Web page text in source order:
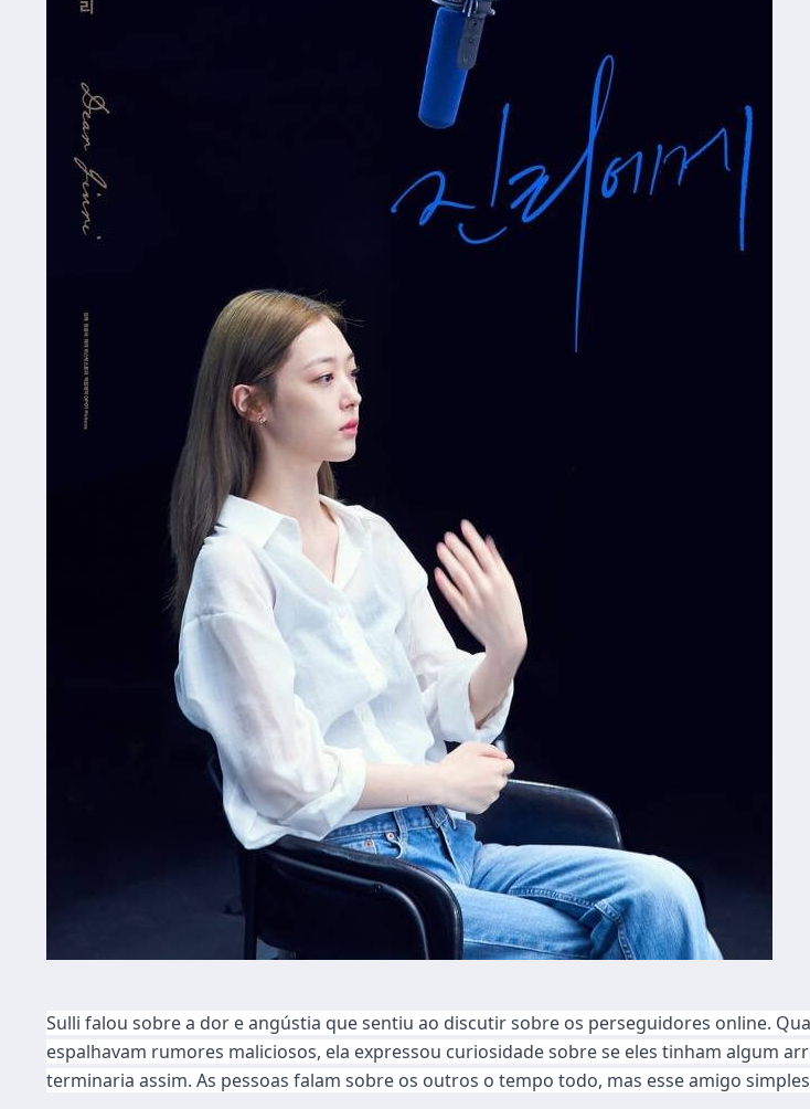
Sulli falou sobre a dor e angústia que sentiu ao discutir sobre os perseguidores online.
espalhavam rumores maliciosos, ela expressou curiosidade sobre se eles tinham algum
terminaria assim. As pessoas falam sobre os outros o tempo todo, mas esse amigo